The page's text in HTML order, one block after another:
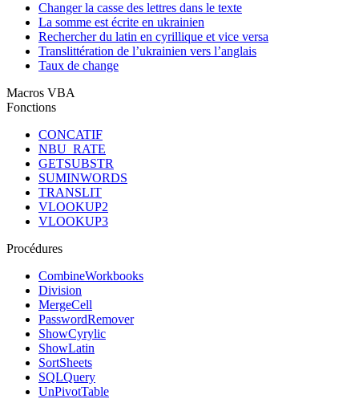
Changer la casse des lettres dans le texte
La somme est écrite en ukrainien
Rechercher du latin en cyrillique et vice versa
Translittération de l’ukrainien vers l’anglais
Taux de change
Macros VBA
Fonctions
CONCATIF
NBU_RATE
GETSUBSTR
SUMINWORDS
TRANSLIT
VLOOKUP2
VLOOKUP3
Procédures
CombineWorkbooks
Division
MergeCell
PasswordRemover
ShowCyrylic
ShowLatin
SortSheets
SQLQuery
UnPivotTable